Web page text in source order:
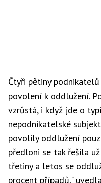
Čtyři pětiny
povolení k oddlužení.
vzrůstá, i když jde o
nepodnikatelské
povolily oddlužení
předloni se tak řešila
třetiny a letos se
procent případů,"